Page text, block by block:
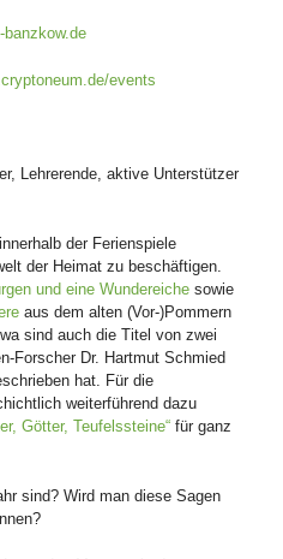
banzkow.de
events
Lehrerende, aktive Unterstützer
der Ferienspiele
der Heimat zu beschäftigen.
und eine Wundereiche sowie
aus dem alten (Vor-)Pommern
sind auch die Titel von zwei
Forscher Dr. Hartmut Schmied
hat. Für die
weiterführend dazu
Götter, Teufelssteine“ für ganz
sind? Wird man diese Sagen